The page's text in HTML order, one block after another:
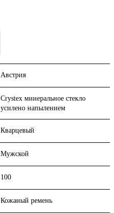
Австрия
Crystex минеральное стекло
усилено напылением
Кварцевый
Мужской
100
Кожаный ремень